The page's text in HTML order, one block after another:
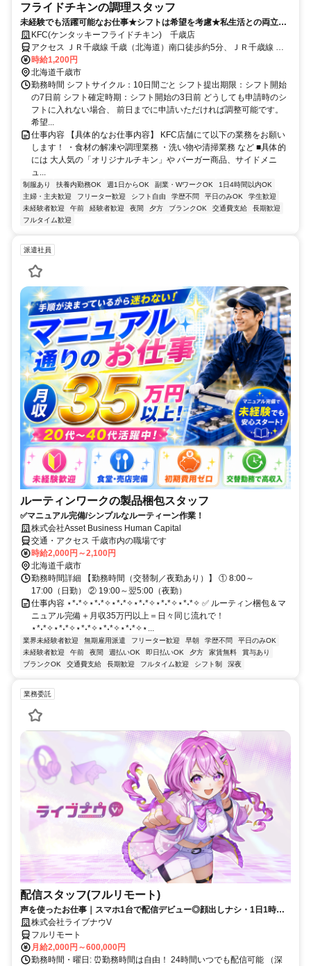
フライドチキンの調理スタッフ
未経験でも活躍可能なお仕事★シフトは希望を考慮★私生活との両立も
◎週1日～勤務OK♪
KFC(ケンタッキーフライドチキン) 千歳店
アクセス ＪＲ千歳線 千歳（北海道）南口徒歩約5分、ＪＲ千歳線 長
都東口徒歩約40分、ＪＲ石勝線 南千歳南口徒歩約41分 千歳駅より徒
歩5分
時給1,200円
北海道千歳市
勤務時間 シフトサイクル：10日間ごと シフト提出期限：シフト開始
の7日前 シフト確定時期：シフト開始の3日前 どうしても申請時のシ
フトに入れない場合、 前日までに申請いただければ調整可能です。
希望...
仕事内容 【具体的なお仕事内容】 KFC店舗にて以下の業務をお願い
します！ ・食材の解凍や調理業務 ・洗い物や清掃業務 など ■具体的
には 大人気の「オリジナルチキン」や バーガー商品、サイドメニ
ュ...
制服あり 扶養内勤務OK 週1日からOK 副業・WワークOK
1日4時間以内OK
主婦・主夫歓迎
フリーター歓迎 シフト自由 学歴不問 平日のみOK
学生歓迎
未経験者歓迎
午前 経験者歓迎 夜間 夕方 ブランクOK 交通費支給
長期歓迎
フルタイム歓迎
派遣社員
ルーティンワークの製品梱包スタッフ
✅マニュアル完備/シンプルなルーティーン作業！
株式会社Asset Business Human Capital
交通・アクセス 千歳市内の職場です
時給2,000円～2,100円
北海道千歳市
勤務時間詳細 【勤務時間（交替制／夜勤あり）】 ① 8:00～
17:00（日勤） ② 19:00～翌5:00（夜勤）
仕事内容 ⋆*˖*✧⋆*˖*✧⋆*˖*✧⋆*˖*✧⋆*˖*✧⋆*˖*✧ ✅ ルーティン梱包＆マ
ニュアル完備＋月収35万円以上＝日々同じ流れで！
⋆*˖*✧⋆*˖*✧⋆*˖*✧⋆*˖*✧⋆*˖*✧⋆...
業界未経験者歓迎 無期雇用派遣 フリーター歓迎 早朝 学歴不問
平日のみOK
未経験者歓迎
午前 夜間 週払いOK 即日払いOK 夕方 家賃無料
賞与あり
ブランクOK
交通費支給 長期歓迎 フルタイム歓迎 シフト制 深夜
業務委託
配信スタッフ(フルリモート)
声を使ったお仕事｜スマホ1台で配信デビュー◎顔出しナシ・1日1時間
～OK♪
株式会社ライブナウV
フルリモート
月給2,000円～600,000円
勤務時間・曜日: ⏰勤務時間は自由！ 24時間いつでも配信可能 （深